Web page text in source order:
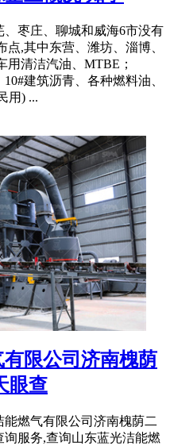
枣庄、聊城和威海6市没有
,其中东营、潍坊、淄博、
用清洁汽油、MTBE；
建筑沥青、各种燃料油、
用) ...
限公司济南槐荫
眼查
燃气有限公司济南槐荫二
服务,查询山东蓝光洁能燃